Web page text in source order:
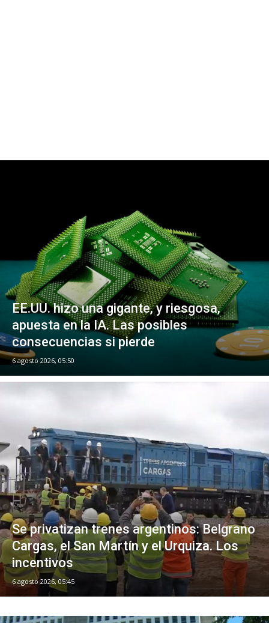
EE.UU. hizo una gigante, y riesgosa,
apuesta en la IA. Las posibles
consecuencias si pierde
6 agosto 2026, 05:50
Se privatizan trenes argentinos: Belgrano
Cargas, el San Martín y el Urquiza. Los
incentivos
6 agosto 2026, 05:45